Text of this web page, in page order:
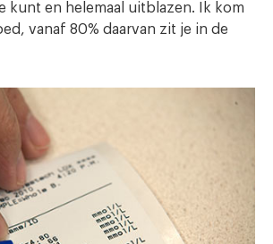
kunt en helemaal uitblazen. Ik kom
vanaf 80% daarvan zit je in de